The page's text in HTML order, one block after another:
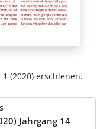
(2020) erschienen.
Jahrgang 14